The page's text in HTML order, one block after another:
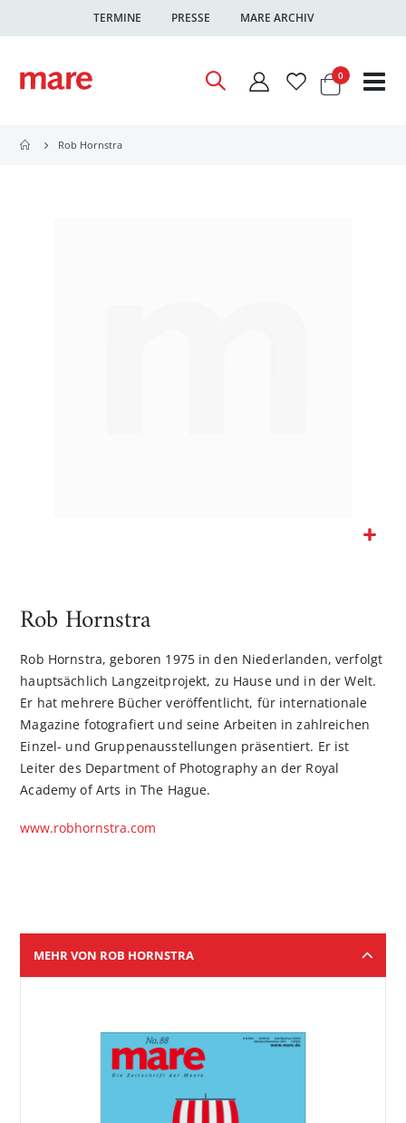
TERMINE PRESSE MARE ARCHIV
Warenkorb
0Artikel
Rob Hornstra
Bildgalerie
Rob Hornstra
Rob Hornstra, geboren 1975 in den Niederlanden, verfolgt
hauptsächlich Langzeitprojekt, zu Hause und in der Welt.
Er hat mehrere Bücher veröffentlicht, für internationale
Magazine fotografiert und seine Arbeiten in zahlreichen
Einzel- und Gruppenausstellungen präsentiert. Er ist
Leiter des Department of Photography an der Royal
Academy of Arts in The Hague.
www.robhornstra.com
MEHR VON ROB HORNSTRA